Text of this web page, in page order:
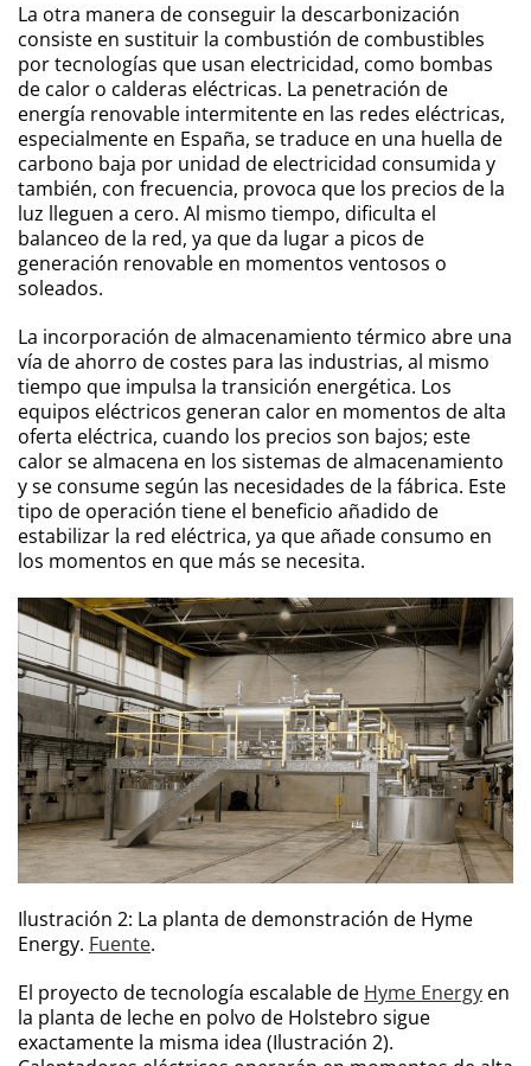
La otra manera de conseguir la descarbonización
consiste en sustituir la combustión de combustibles
por tecnologías que usan electricidad, como bombas
de calor o calderas eléctricas. La penetración de
energía renovable intermitente en las redes eléctricas,
especialmente en España, se traduce en una huella de
carbono baja por unidad de electricidad consumida y
también, con frecuencia, provoca que los precios de la
luz lleguen a cero. Al mismo tiempo, dificulta el
balanceo de la red, ya que da lugar a picos de
generación renovable en momentos ventosos o
soleados.
La incorporación de almacenamiento térmico abre una
vía de ahorro de costes para las industrias, al mismo
tiempo que impulsa la transición energética. Los
equipos eléctricos generan calor en momentos de alta
oferta eléctrica, cuando los precios son bajos; este
calor se almacena en los sistemas de almacenamiento
y se consume según las necesidades de la fábrica. Este
tipo de operación tiene el beneficio añadido de
estabilizar la red eléctrica, ya que añade consumo en
los momentos en que más se necesita.
Ilustración 2: La planta de demonstración de Hyme
Energy. Fuente.
El proyecto de tecnología escalable de Hyme Energy en
la planta de leche en polvo de Holstebro sigue
exactamente la misma idea (Ilustración 2).